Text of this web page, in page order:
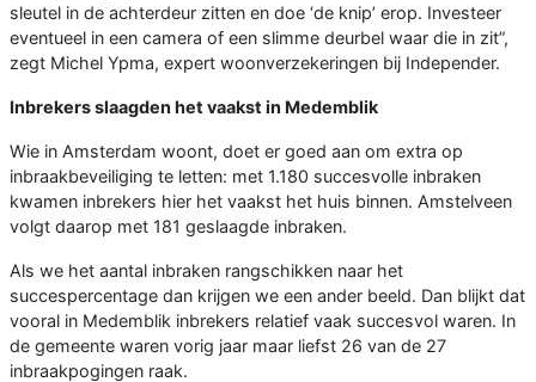
sleutel in de achterdeur zitten en doe ‘de knip’ erop. Investeer
eventueel in een camera of een slimme deurbel waar die in zit”,
zegt Michel Ypma, expert woonverzekeringen bij Independer.
Inbrekers slaagden het vaakst in Medemblik
Wie in Amsterdam woont, doet er goed aan om extra op
inbraakbeveiliging te letten: met 1.180 succesvolle inbraken
kwamen inbrekers hier het vaakst het huis binnen. Amstelveen
volgt daarop met 181 geslaagde inbraken.
Als we het aantal inbraken rangschikken naar het
succespercentage dan krijgen we een ander beeld. Dan blijkt dat
vooral in Medemblik inbrekers relatief vaak succesvol waren. In
de gemeente waren vorig jaar maar liefst 26 van de 27
inbraakpogingen raak.